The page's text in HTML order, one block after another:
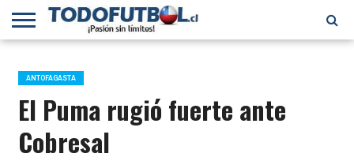
PRIMERA
B
SELECCIÓN
CHILENA
CHILENOS
EN EL
MUNDO
FÚTBOL
INTERNACIONAL
ANTOFAGASTA
El Puma rugió fuerte ante
Cobresal